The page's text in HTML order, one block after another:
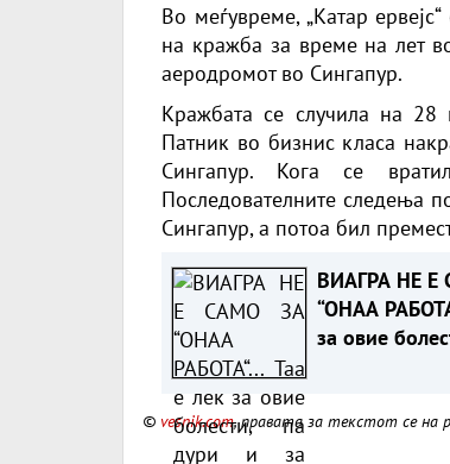
Во меѓувреме, „Катар
на кражба за време на лет
аеродромот во Сингапур.
Кражбата се случила на 28
Патник во бизнис класа
Сингапур. Кога се
Последователните следења
Сингапур, а потоа бил
ВИАГРА НЕ Е
“ОНАА
за овие
© vesnik.com, правата за текстот се на